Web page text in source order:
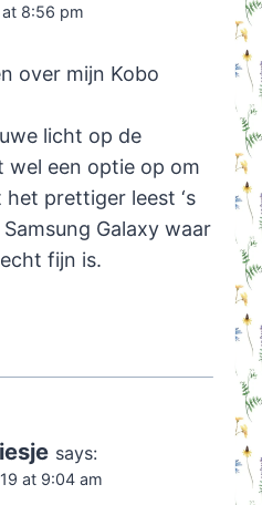
at 8:56 pm
over mijn Kobo
licht op de
een optie op om
prettiger leest ‘s
Galaxy waar
fijn is.
says:
at 9:04 am